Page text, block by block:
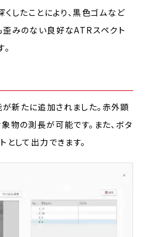
したことにより、黒色ゴムなど
みのない良好なATRスペクト
たに追加されました。赤外顕
物の測長が可能です。また、ボタ
して出力できます。